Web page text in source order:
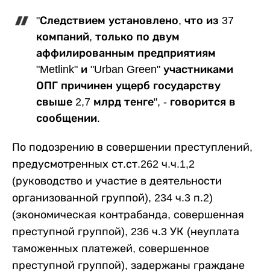
"Следствием установлено, что из 37
компаний, только по двум
аффилированным предприятиям
"Metlink" и "Urban Green" участниками
ОПГ причинен ущерб государству
свыше 2,7 млрд тенге", - говорится в
сообщении.
По подозрению в совершении преступлений,
предусмотренных ст.ст.262 ч.ч.1,2
(руководство и участие в деятельности
организованной группой), 234 ч.3 п.2)
(экономическая контрабанда, совершенная
преступной группой), 236 ч.3 УК (неуплата
таможенных платежей, совершенное
преступной группой), задержаны граждане